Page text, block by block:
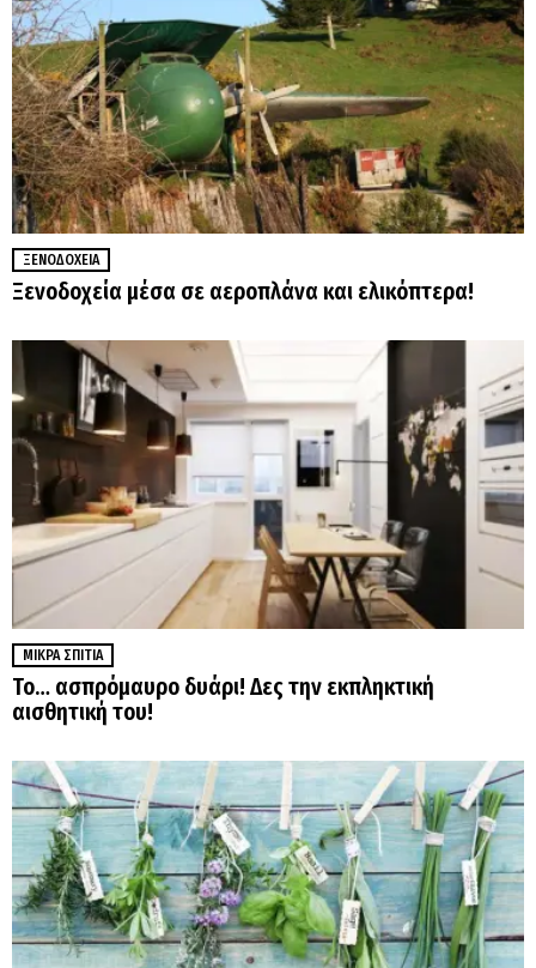
ΞΕΝΟΔΟΧΕΊΑ
Ξενοδοχεία μέσα σε αεροπλάνα και ελικόπτερα!
ΜΙΚΡΆ ΣΠΊΤΙΑ
Το… ασπρόμαυρο δυάρι! Δες την εκπληκτική
αισθητική του!